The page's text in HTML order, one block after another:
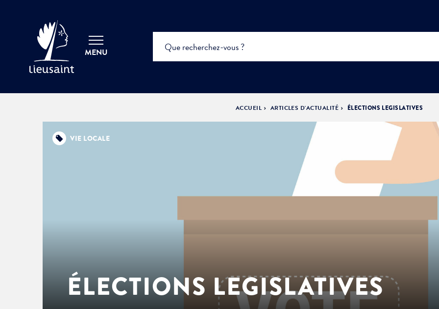
MENU
INFOS
Cadre de vie
Culture
Logement
État-civil & papiers
ACTUALITÉS &
ÉVÈNEMENTS
Séances du Conseil municipal
Actes administratifs
Ville éducative
Ville écologique
DÉMOCRATIE
PARTICIPATIVE
ACCUEIL ARTICLES D'ACTUALITÉ ÉLECTIONS LEGISLATIVES
VIE LOCALE
ÉLECTIONS LEGISLATIVES